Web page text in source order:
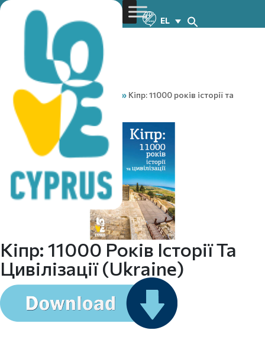
EL
You are here:Home» Media » Кіпр: 11000 років історії та
цивілізації (Ukraine)
Кіпр: 11000 Років Історії Та
Цивілізації (Ukraine)